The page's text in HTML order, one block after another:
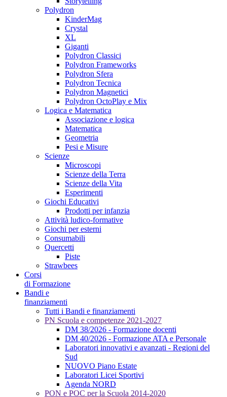
Polydron
KinderMag
Crystal
XL
Giganti
Polydron Classici
Polydron Frameworks
Polydron Sfera
Polydron Tecnica
Polydron Magnetici
Polydron OctoPlay e Mix
Logica e Matematica
Associazione e logica
Matematica
Geometria
Pesi e Misure
Scienze
Microscopi
Scienze della Terra
Scienze della Vita
Esperimenti
Giochi Educativi
Prodotti per infanzia
Attività ludico-formative
Giochi per esterni
Consumabili
Quercetti
Piste
Strawbees
Corsi
di Formazione
Bandi e
finanziamenti
Tutti i Bandi e finanziamenti
PN Scuola e competenze 2021-2027
DM 38/2026 - Formazione docenti
DM 40/2026 - Formazione ATA e Personale
Laboratori innovativi e avanzati - Regioni del
Sud
NUOVO Piano Estate
Laboratori Licei Sportivi
Agenda NORD
PON e POC per la Scuola 2014-2020